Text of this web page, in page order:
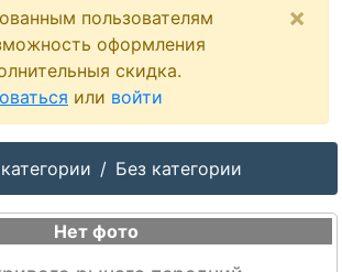
пользователям
оформления
скидка.
или войти
×
Без категории
Нет фото